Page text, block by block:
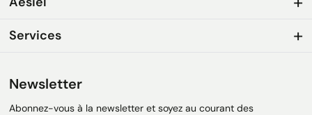
Services
Newsletter
Abonnez-vous à la newsletter et soyez au courant des